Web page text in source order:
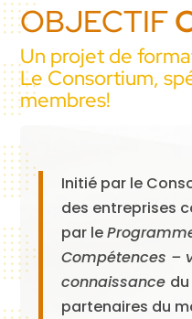
OBJECTIF
Un projet de
Le Consortium,
membres!
Initié par le
des entreprises
par le
Compétences –
connaissance
partenaires du